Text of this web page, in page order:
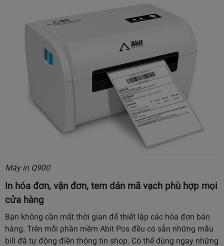
Máy in Q900
In hóa đơn, vận đơn, tem dán mã vạch phù hợp mọi
cửa hàng
Bạn không cần mất thời gian để thiết lập các hóa đơn bán
hàng. Trên mỗi phần mềm Abit Pos đều có sẵn những mẫu
bill đã tự động điền thông tin shop. Có thể dùng ngay những